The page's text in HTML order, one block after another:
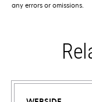
any errors or omissions.